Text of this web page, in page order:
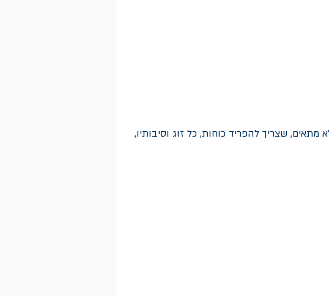
שצריך להפריד כוחות, כל זוג וסיבותיו,